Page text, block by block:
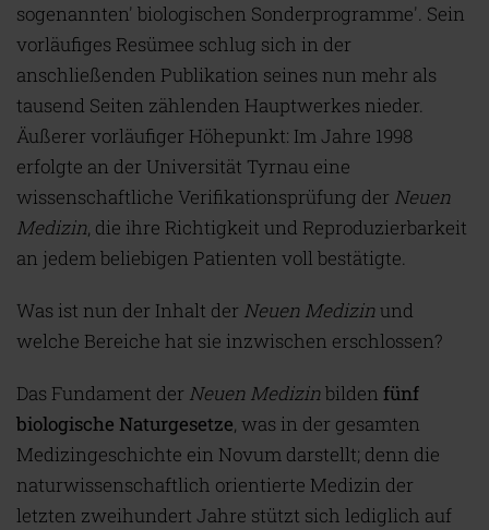
sogenannten' biologischen Sonderprogramme'. Sein
vorläufiges Resümee schlug sich in der
anschließenden Publikation seines nun mehr als
tausend Seiten zählenden Hauptwerkes nieder.
Äußerer vorläufiger Höhepunkt: Im Jahre 1998
erfolgte an der Universität Tyrnau eine
wissenschaftliche Verifikationsprüfung der Neuen
Medizin, die ihre Richtigkeit und Reproduzierbarkeit
an jedem beliebigen Patienten voll bestätigte.
Was ist nun der Inhalt der Neuen Medizinund
welche Bereiche hat sie inzwischen erschlossen?
Das Fundament der Neuen Medizinbilden fünf
biologische Naturgesetze, was in der gesamten
Medizingeschichte ein Novum darstellt; denn die
naturwissenschaftlich orientierte Medizin der
letzten zweihundert Jahre stützt sich lediglich auf